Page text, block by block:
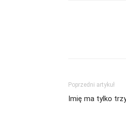
Poprzedni artykuł
Imię ma tylko